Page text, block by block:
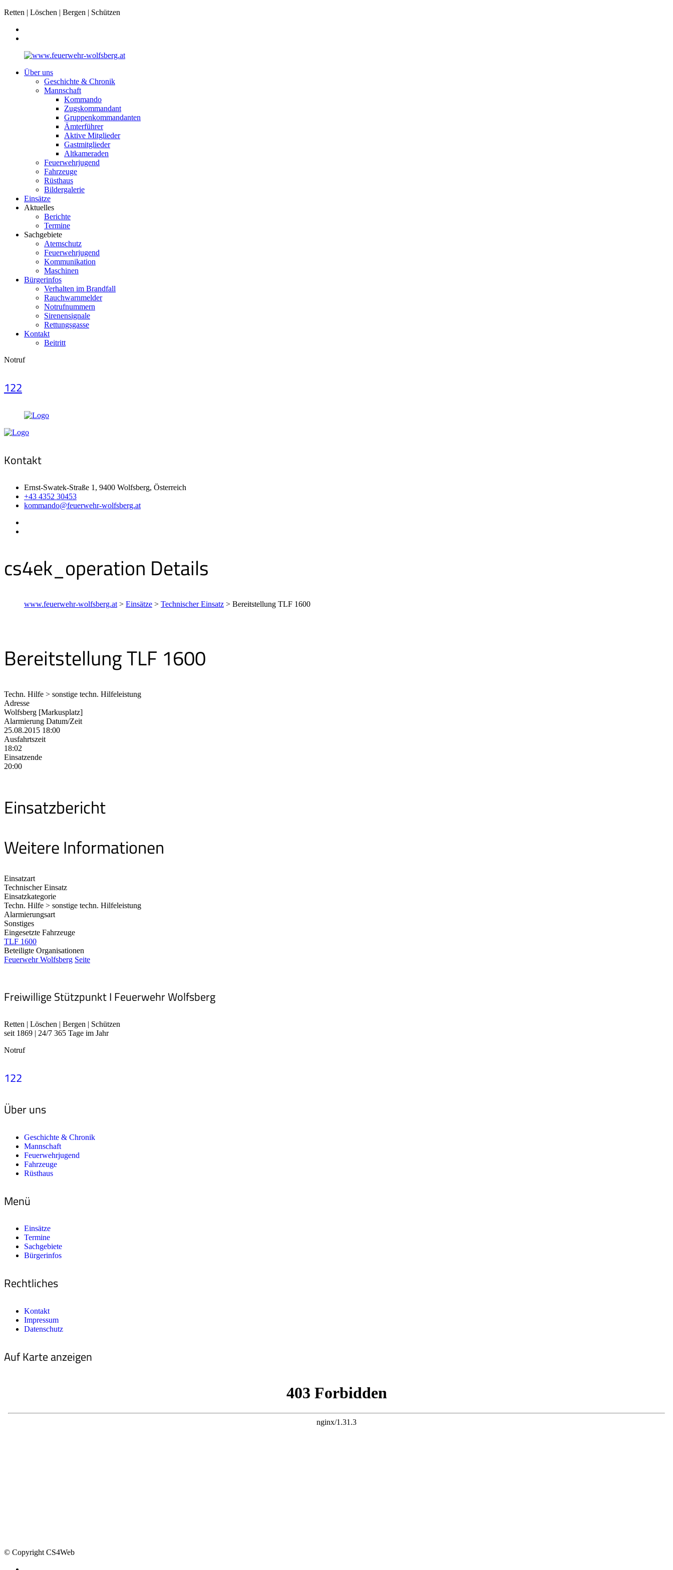
Retten | Löschen | Bergen | Schützen
Über uns
Geschichte & Chronik
Mannschaft
Kommando
Zugskommandant
Gruppenkommandanten
Ämterführer
Aktive Mitglieder
Gastmitglieder
Altkameraden
Feuerwehrjugend
Fahrzeuge
Rüsthaus
Bildergalerie
Einsätze
Aktuelles
Berichte
Termine
Sachgebiete
Atemschutz
Feuerwehrjugend
Kommunikation
Maschinen
Bürgerinfos
Verhalten im Brandfall
Rauchwarnmelder
Notrufnummern
Sirenensignale
Rettungsgasse
Kontakt
Beitritt
Notruf
122
Kontakt
Ernst-Swatek-Straße 1, 9400 Wolfsberg, Österreich
+43 4352 30453
kommando@feuerwehr-wolfsberg.at
cs4ek_operation Details
www.feuerwehr-wolfsberg.at > Einsätze > Technischer Einsatz > Bereitstellung TLF 1600
Bereitstellung TLF 1600
Techn. Hilfe > sonstige techn. Hilfeleistung
Adresse
Wolfsberg [Markusplatz]
Alarmierung Datum/Zeit
25.08.2015 18:00
Ausfahrtszeit
18:02
Einsatzende
20:00
Einsatzbericht
Weitere Informationen
Einsatzart
Technischer Einsatz
Einsatzkategorie
Techn. Hilfe > sonstige techn. Hilfeleistung
Alarmierungsart
Sonstiges
Eingesetzte Fahrzeuge
TLF 1600
Beteiligte Organisationen
Feuerwehr Wolfsberg Seite
Freiwillige Stützpunkt I Feuerwehr Wolfsberg
Retten | Löschen | Bergen | Schützen
seit 1869 | 24/7 365 Tage im Jahr
Notruf
122
Über uns
Geschichte & Chronik
Mannschaft
Feuerwehrjugend
Fahrzeuge
Rüsthaus
Menü
Einsätze
Termine
Sachgebiete
Bürgerinfos
Rechtliches
Kontakt
Impressum
Datenschutz
Auf Karte anzeigen
© Copyright CS4Web